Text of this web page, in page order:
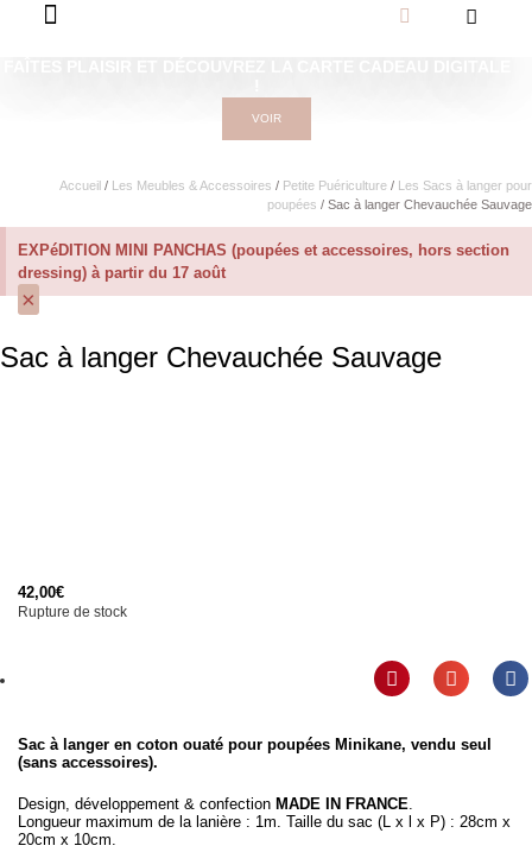
VOIR
Accueil / Les Meubles & Accessoires / Petite Puériculture / Les Sacs à langer pour
poupées / Sac à langer Chevauchée Sauvage
EXPéDITION MINI PANCHAS (poupées et accessoires, hors section
dressing) à partir du 17 août
×
Sac à langer Chevauchée Sauvage
42,00€
Rupture de stock
Sac à langer en coton ouaté pour poupées Minikane, vendu seul
(sans accessoires).
Design, développement & confection MADE IN FRANCE.
Longueur maximum de la lanière : 1m. Taille du sac (L x l x P) : 28cm x
20cm x 10cm.